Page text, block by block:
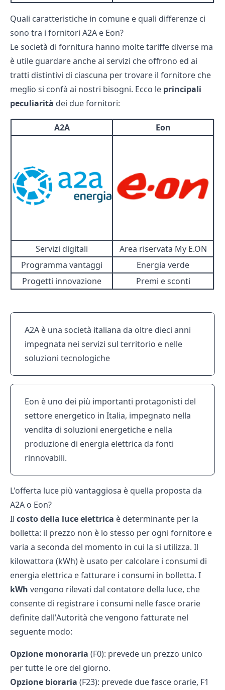
Quali caratteristiche in comune e quali differenze ci
sono tra i fornitori A2A e Eon?
Le società di fornitura hanno molte tariffe diverse ma
è utile guardare anche ai servizi che offrono ed ai
tratti distintivi di ciascuna per trovare il fornitore che
meglio si confà ai nostri bisogni. Ecco le principali
peculiarità dei due fornitori:
A2A Eon
Servizi digitali
Area riservata My E.ON
Programma vantaggi
Energia verde
Progetti innovazione
Premi e sconti
A2A è una società italiana da oltre dieci anni
impegnata nei servizi sul territorio e nelle
soluzioni tecnologiche
Eon è uno dei più importanti protagonisti del
settore energetico in Italia, impegnato nella
vendita di soluzioni energetiche e nella
produzione di energia elettrica da fonti
rinnovabili.
L'offerta luce più vantaggiosa è quella proposta da
A2A o Eon?
Il costo della luce elettrica è determinante per la
bolletta: il prezzo non è lo stesso per ogni fornitore e
varia a seconda del momento in cui la si utilizza. Il
kilowattora (kWh) è usato per calcolare i consumi di
energia elettrica e fatturare i consumi in bolletta. I
kWh vengono rilevati dal contatore della luce, che
consente di registrare i consumi nelle fasce orarie
definite dall'Autorità che vengono fatturate nel
seguente modo:
Opzione monoraria (F0): prevede un prezzo unico
per tutte le ore del giorno.
Opzione bioraria (F23): prevede due fasce orarie, F1